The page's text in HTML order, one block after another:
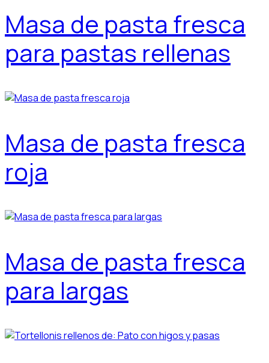
Masa de pasta fresca
para pastas rellenas
Masa de pasta fresca
roja
Masa de pasta fresca
para largas